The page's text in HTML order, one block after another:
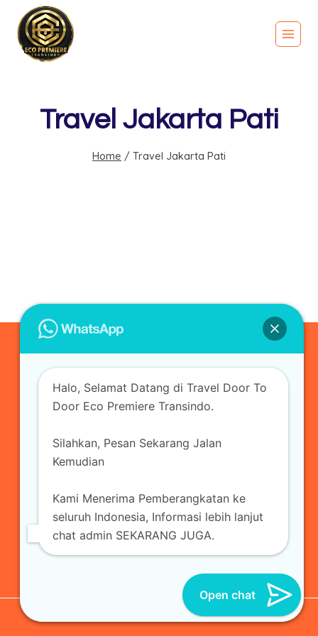
Travel Jakarta Pati
Home / Travel Jakarta Pati
admin@ecopremieretransindo.com
Home
Travel
Kirim Paket Blog Travel Kontak
© 2026 Eco Premiere Transindo | All Reserved
Halo, Selamat Datang di Travel Door To
Door Eco Premiere Transindo.
Silahkan, Pesan Sekarang Jalan
Kemudian
Kami Menerima Pemberangkatan ke
seluruh Indonesia, Informasi lebih lanjut
chat admin SEKARANG JUGA.
Open chat